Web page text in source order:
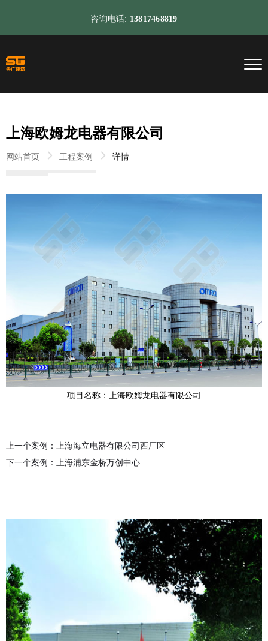
咨询电话: 13817468819
上海欧姆龙电器有限公司
网站首页 工程案例 详情
项目名称：上海欧姆龙电器有限公司
上一个案例：上海海立电器有限公司西厂区
下一个案例：上海浦东金桥万创中心